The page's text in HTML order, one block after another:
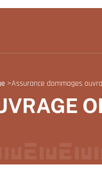
>Assurance dommages